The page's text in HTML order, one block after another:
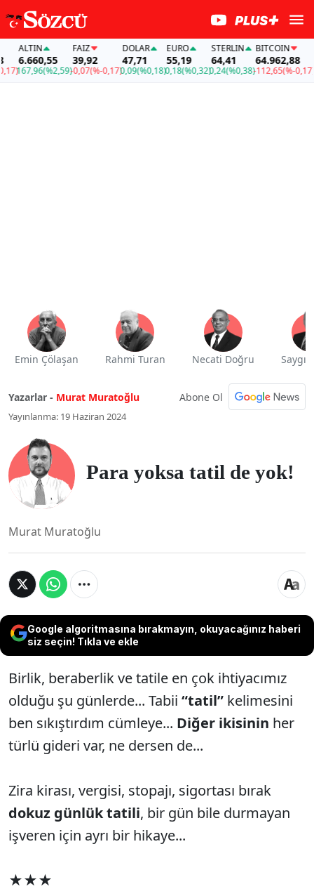
ALTIN
6.660,55
167,96(%2,59)
FAİZ
39,92
-0,07(%-0,17)
DOLAR
47,71
0,09(%0,18)
EURO
55,19
0,18(%0,32)
STERLIN
64,41
0,24(%0,38)
BITCOIN
64.962,88
-112,65(%-0,17)
Emin Çölaşan Rahmi Turan Necati Doğru Saygı
Yazarlar - Murat Muratoğlu Abone Ol
Yayınlanma: 19 Haziran 2024
Para yoksa tatil de yok!
Murat Muratoğlu
Google algoritmasına bırakmayın, okuyacağınız haberi
siz seçin! Tıkla ve ekle
Birlik, beraberlik ve tatile en çok ihtiyacımız
olduğu şu günlerde... Tabii “tatil” kelimesini
ben sıkıştırdım cümleye... Diğer ikisinin her
türlü gideri var, ne dersen de...
Zira kirası, vergisi, stopajı, sigortası bırak
dokuz günlük tatili, bir gün bile durmayan
işveren için ayrı bir hikaye...
★★★